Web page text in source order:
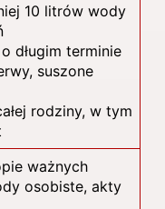
10 litrów wody
długim terminie
suszone
rodziny, w tym
ważnych
osobiste, akty